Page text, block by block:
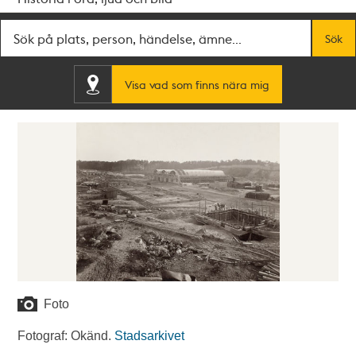
Sök
Visa vad som finns nära mig
Foto
Fotograf: Okänd. Stadsarkivet